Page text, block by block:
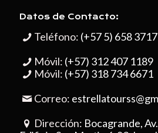
Datos de Contacto:
Teléfono: (+57 5) 658 3717
Móvil: (+57) 312 407 1189
Móvil: (+57) 318 734 6671
Correo:
Dirección: Bocagrande,